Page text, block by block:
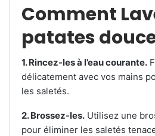
Comment
patates
1. Rincez-les à l’eau courante.
délicatement avec vos mains
les saletés.
2. Brossez-les. Utilisez une
pour éliminer les saletés